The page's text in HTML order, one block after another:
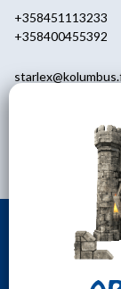
+358451113233
+358400455392
ark.klo 08.30-17.00